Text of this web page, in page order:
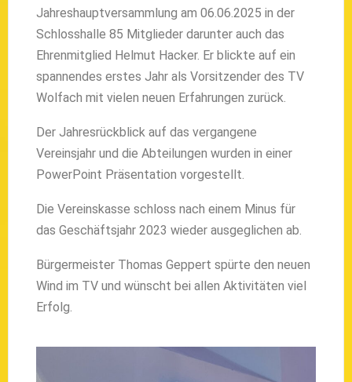
Jahreshauptversammlung am 06.06.2025 in der
Schlosshalle 85 Mitglieder darunter auch das
Ehrenmitglied Helmut Hacker. Er blickte auf ein
spannendes erstes Jahr als Vorsitzender des TV
Wolfach mit vielen neuen Erfahrungen zurück.
Der Jahresrückblick auf das vergangene
Vereinsjahr und die Abteilungen wurden in einer
PowerPoint Präsentation vorgestellt.
Die Vereinskasse schloss nach einem Minus für
das Geschäftsjahr 2023 wieder ausgeglichen ab.
Bürgermeister Thomas Geppert spürte den neuen
Wind im TV und wünscht bei allen Aktivitäten viel
Erfolg.